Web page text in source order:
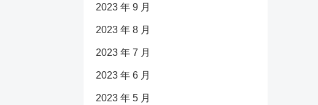
2023 年 9 月
2023 年 8 月
2023 年 7 月
2023 年 6 月
2023 年 5 月